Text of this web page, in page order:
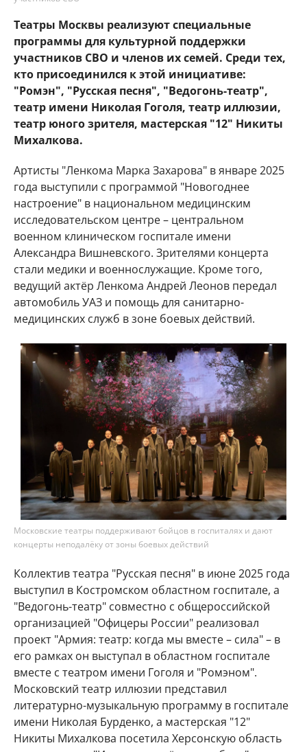
Театры Москвы реализуют специальные
программы для культурной поддержки
участников СВО и членов их семей. Среди тех,
кто присоединился к этой инициативе:
"Ромэн", "Русская песня", "Ведогонь-театр",
театр имени Николая Гоголя, театр иллюзии,
театр юного зрителя, мастерская "12" Никиты
Михалкова.
Артисты "Ленкома Марка Захарова" в январе 2025
года выступили с программой "Новогоднее
настроение" в национальном медицинским
исследовательском центре – центральном
военном клиническом госпитале имени
Александра Вишневского. Зрителями концерта
стали медики и военнослужащие. Кроме того,
ведущий актёр Ленкома Андрей Леонов передал
автомобиль УАЗ и помощь для санитарно-
медицинских служб в зоне боевых действий.
Московские театры поддерживают бойцов в госпиталях и дают
концерты неподалёку от зоны боевых действий
Коллектив театра "Русская песня" в июне 2025 года
выступил в Костромском областном госпитале, а
"Ведогонь-театр" совместно с общероссийской
организацией "Офицеры России" реализовал
проект "Армия: театр: когда мы вместе – сила" – в
его рамках он выступал в областном госпитале
вместе с театром имени Гоголя и "Ромэном".
Московский театр иллюзии представил
литературно-музыкальную программу в госпитале
имени Николая Бурденко, а мастерская "12"
Никиты Михалкова посетила Херсонскую область